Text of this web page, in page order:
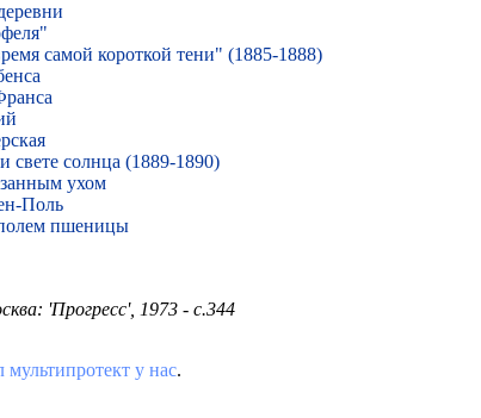
самой короткой тени" (1885-1888)
свете солнца (1889-1890)
ухом
Поль
пшеницы
'Прогресс', 1973 - с.344
у нас.